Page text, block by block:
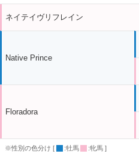
ネイテイヴリフレイン
Native Prince
Floradora
※性別の色分け [ :牡馬 :牝馬 ]